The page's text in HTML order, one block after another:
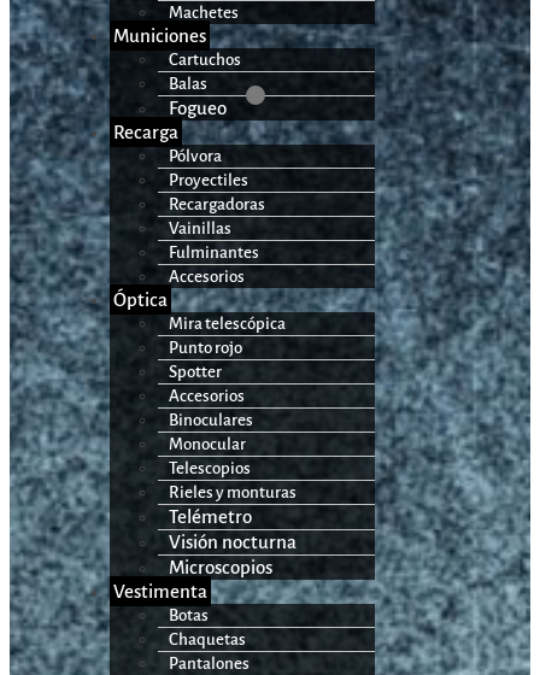
Machetes
Municiones
Cartuchos
Balas
Fogueo
Recarga
Pólvora
Proyectiles
Recargadoras
Vainillas
Fulminantes
Accesorios
Óptica
Mira telescópica
Punto rojo
Spotter
Accesorios
Binoculares
Monocular
Telescopios
Rieles y monturas
Telémetro
Visión nocturna
Microscopios
Vestimenta
Botas
Chaquetas
Pantalones